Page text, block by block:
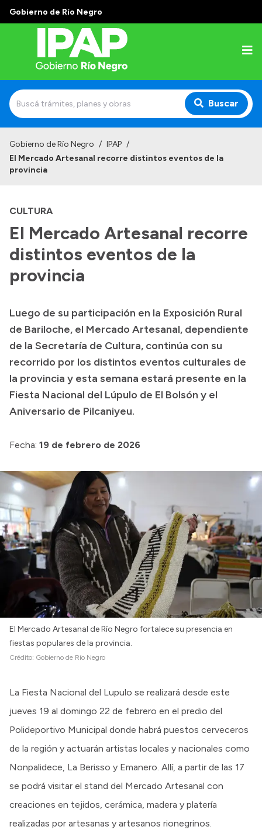
Gobierno de Río Negro
Buscar
Institucional
Autoridades
Alumnos
Docentes y Capacitadores
Delegaciones
Accesos directos
SIU GUARANÍ
SECUNDARIO
TECNICATURAS
CAPACITACIONES
Gobierno de Río Negro / IPAP /
El Mercado Artesanal recorre distintos eventos de la
provincia
CULTURA
El Mercado Artesanal recorre
distintos eventos de la
provincia
Luego de su participación en la Exposición Rural
de Bariloche, el Mercado Artesanal, dependiente
de la Secretaría de Cultura, continúa con su
recorrido por los distintos eventos culturales de
la provincia y esta semana estará presente en la
Fiesta Nacional del Lúpulo de El Bolsón y el
Aniversario de Pilcaniyeu.
Fecha: 19 de febrero de 2026
El Mercado Artesanal de Río Negro fortalece su presencia en
fiestas populares de la provincia.
Crédito: Gobierno de Río Negro
La Fiesta Nacional del Lupulo se realizará desde este
jueves 19 al domingo 22 de febrero en el predio del
Polideportivo Municipal donde habrá puestos cerveceros
de la región y actuarán artistas locales y nacionales como
Nonpalidece, La Berisso y Emanero. Allí, a partir de las 17
se podrá visitar el stand del Mercado Artesanal con
creaciones en tejidos, cerámica, madera y platería
realizadas por artesanas y artesanos rionegrinos.